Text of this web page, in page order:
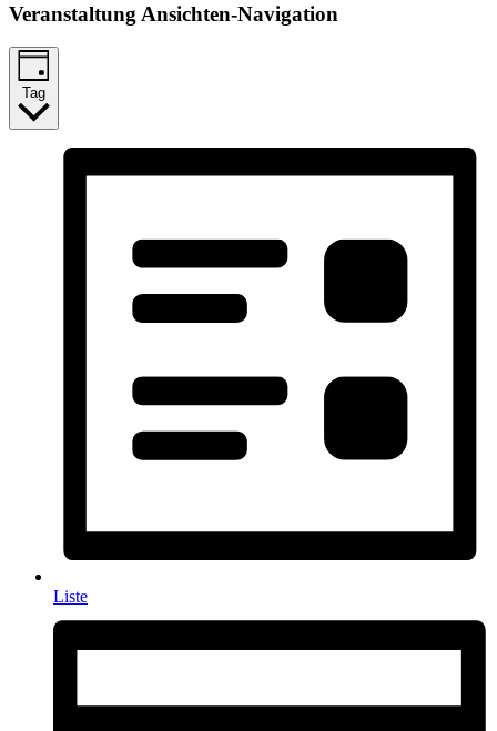
Veranstaltung Ansichten-Navigation
Tag
Liste